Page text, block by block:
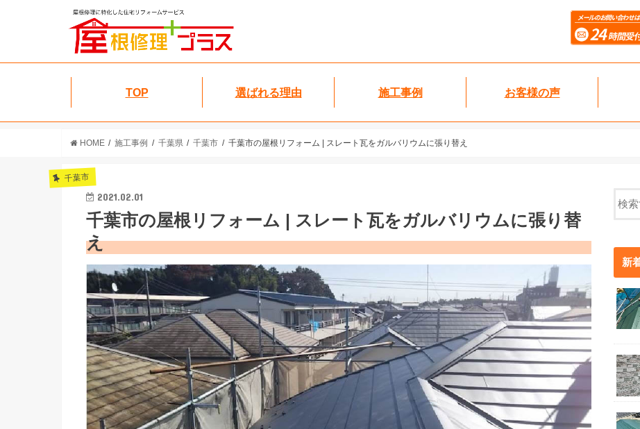
TOP 選ばれる理由 施工事例 お客様の声
HOME 施工事例 千葉県 千葉市 千葉市の屋根リフォーム | スレート瓦をガルバリウムに張り替え
千葉市
2021.02.01
千葉市の屋根リフォーム | スレート瓦をガルバリウムに張り替
え
新